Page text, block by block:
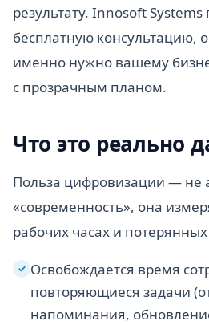
результату. Innosoft Systems
бесплатную консультацию,
именно нужно вашему
с прозрачным планом.
Что это реально
Польза цифровизации — не
«современность», она
рабочих часах и потерянных
✓ Освобождается время
повторяющиеся задачи
напоминания,